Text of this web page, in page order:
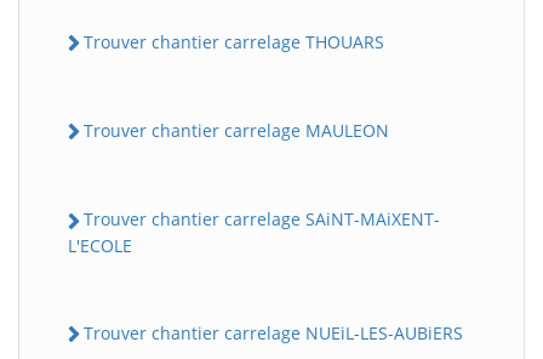
Trouver chantier carrelage THOUARS
Trouver chantier carrelage MAULEON
Trouver chantier carrelage SAiNT-MAiXENT-
L'ECOLE
Trouver chantier carrelage NUEiL-LES-AUBiERS